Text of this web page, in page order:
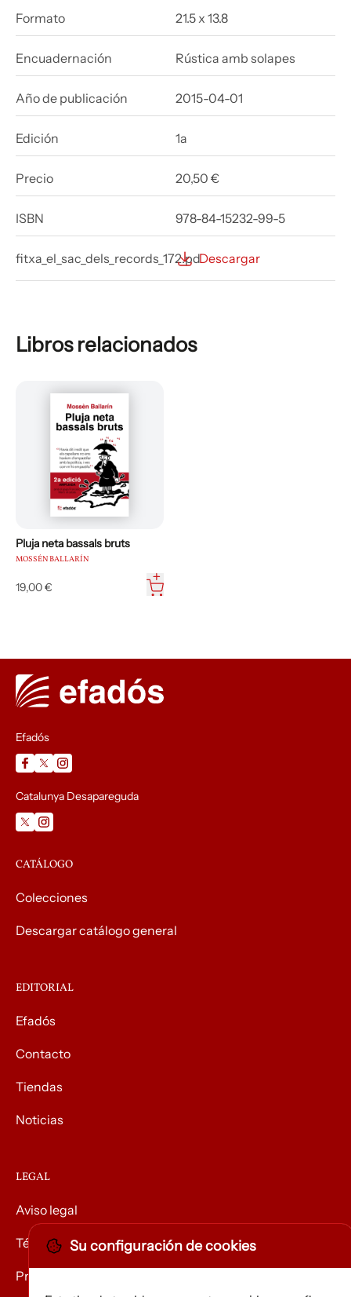
Formato 21.5 x 13.8
Encuadernación Rústica amb solapes
Año de publicación 2015-04-01
Edición 1a
Precio 20,50 €
ISBN 978-84-15232-99-5
fitxa_el_sac_dels_records_172.pdDescargar
Libros relacionados
Pluja neta bassals bruts
MOSSÉN BALLARÍN
19,00 €
Efadós
Catalunya Desapareguda
CATÁLOGO
Colecciones
Descargar catálogo general
EDITORIAL
Efadós
Contacto
Tiendas
Noticias
LEGAL
Aviso legal
Términos y condiciones
Privacidad
Su configuración de cookies